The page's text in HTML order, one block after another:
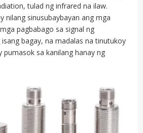
tulad ng infrared na ilaw.
nilang sinusubaybayan ang mga
pagbabago sa signal ng
bagay, na madalas na tinutukoy
sa kanilang hanay ng